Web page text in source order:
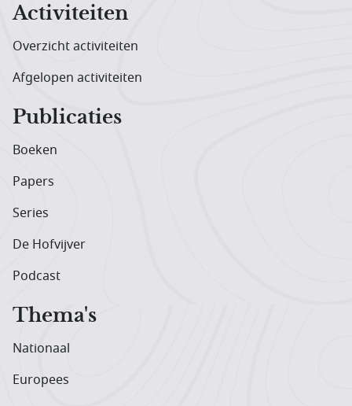
Activiteiten
Overzicht activiteiten
Afgelopen activiteiten
Publicaties
Boeken
Papers
Series
De Hofvijver
Podcast
Thema's
Nationaal
Europees